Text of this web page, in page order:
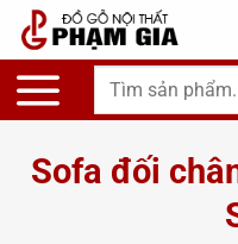
Chuyển
đến
nội
dung
Tìm
Sofa đối